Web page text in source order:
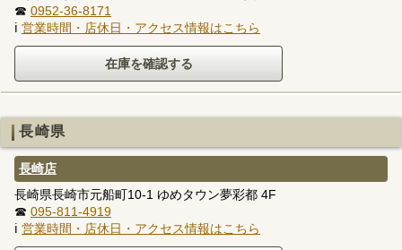
☎ 0952-36-8171
ℹ 営業時間・店休日・アクセス情報はこちら
長崎県
長崎店
長崎県長崎市元船町10-1 ゆめタウン夢彩都 4F
☎ 095-811-4919
ℹ 営業時間・店休日・アクセス情報はこちら